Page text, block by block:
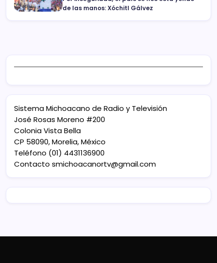
de las manos: Xóchitl Gálvez
Sistema Michoacano de Radio y Televisión
José Rosas Moreno #200
Colonia Vista Bella
CP 58090, Morelia, México
Teléfono (01) 4431136900
Contacto smichoacanortv@gmail.com